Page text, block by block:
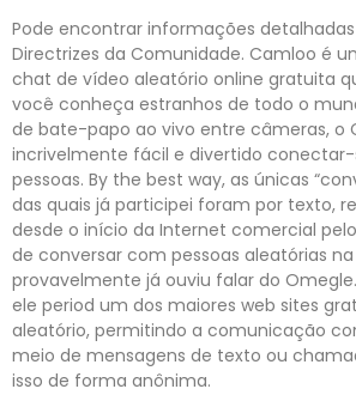
Pode encontrar informações
Directrizes da Comunidade. Camloo é
chat de vídeo aleatório online gratuita
você conheça estranhos de todo o
de bate-papo ao vivo entre câmeras, o
incrivelmente fácil e divertido
pessoas. By the best way, as únicas
das quais já participei foram por texto,
desde o início da Internet comercial
de conversar com pessoas aleatórias
provavelmente já ouviu falar do
ele period um dos maiores web sites
aleatório, permitindo a comunicação
meio de mensagens de texto ou
isso de forma anônima.